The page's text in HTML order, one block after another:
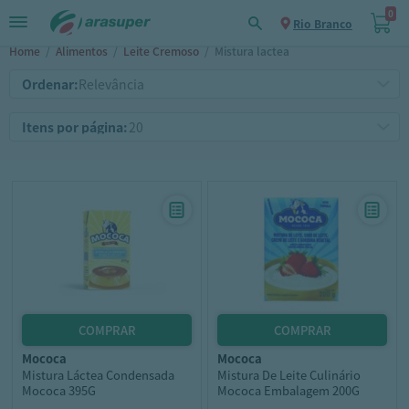
Rio Branco
0
Home / Alimentos / Leite Cremoso / Mistura lactea
Ordenar:
Itens por página:
mococa
Mistura Láctea Condensada
Mococa 395G
mococa
Mistura De Leite Culinário
Mococa Embalagem 200G